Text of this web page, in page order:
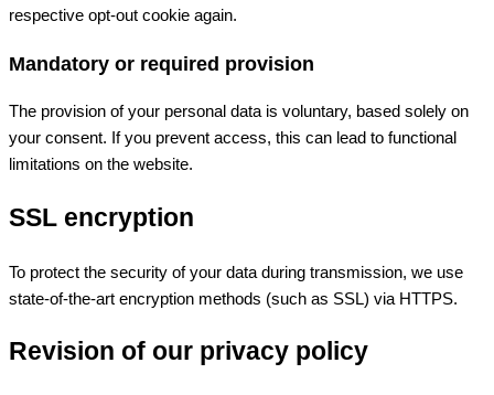
respective opt-out cookie again.
Mandatory or required provision
The provision of your personal data is voluntary, based solely on
your consent. If you prevent access, this can lead to functional
limitations on the website.
SSL encryption
To protect the security of your data during transmission, we use
state-of-the-art encryption methods (such as SSL) via HTTPS.
Revision of our privacy policy